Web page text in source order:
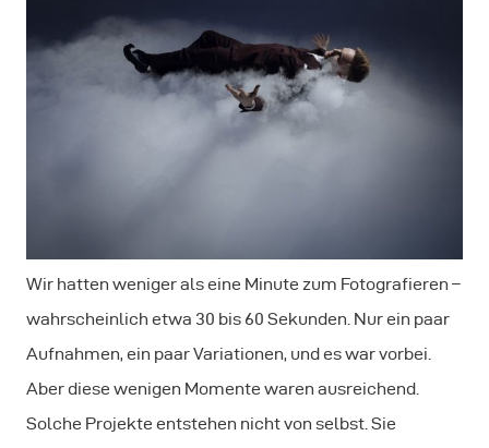
Wir hatten weniger als eine Minute zum Fotografieren –
wahrscheinlich etwa 30 bis 60 Sekunden. Nur ein paar
Aufnahmen, ein paar Variationen, und es war vorbei.
Aber diese wenigen Momente waren ausreichend.
Solche Projekte entstehen nicht von selbst. Sie